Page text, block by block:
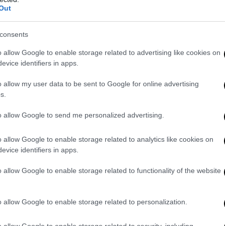
allow Google to enable storage related to advertising like cookies on
identifiers in apps.
allow my user data to be sent to Google for online advertising
allow Google to send me personalized advertising.
allow Google to enable storage related to analytics like cookies on
identifiers in apps.
allow Google to enable storage related to functionality of the website
allow Google to enable storage related to personalization.
ma anche
a suscitare emozione e riflessione, ponendo l’accento